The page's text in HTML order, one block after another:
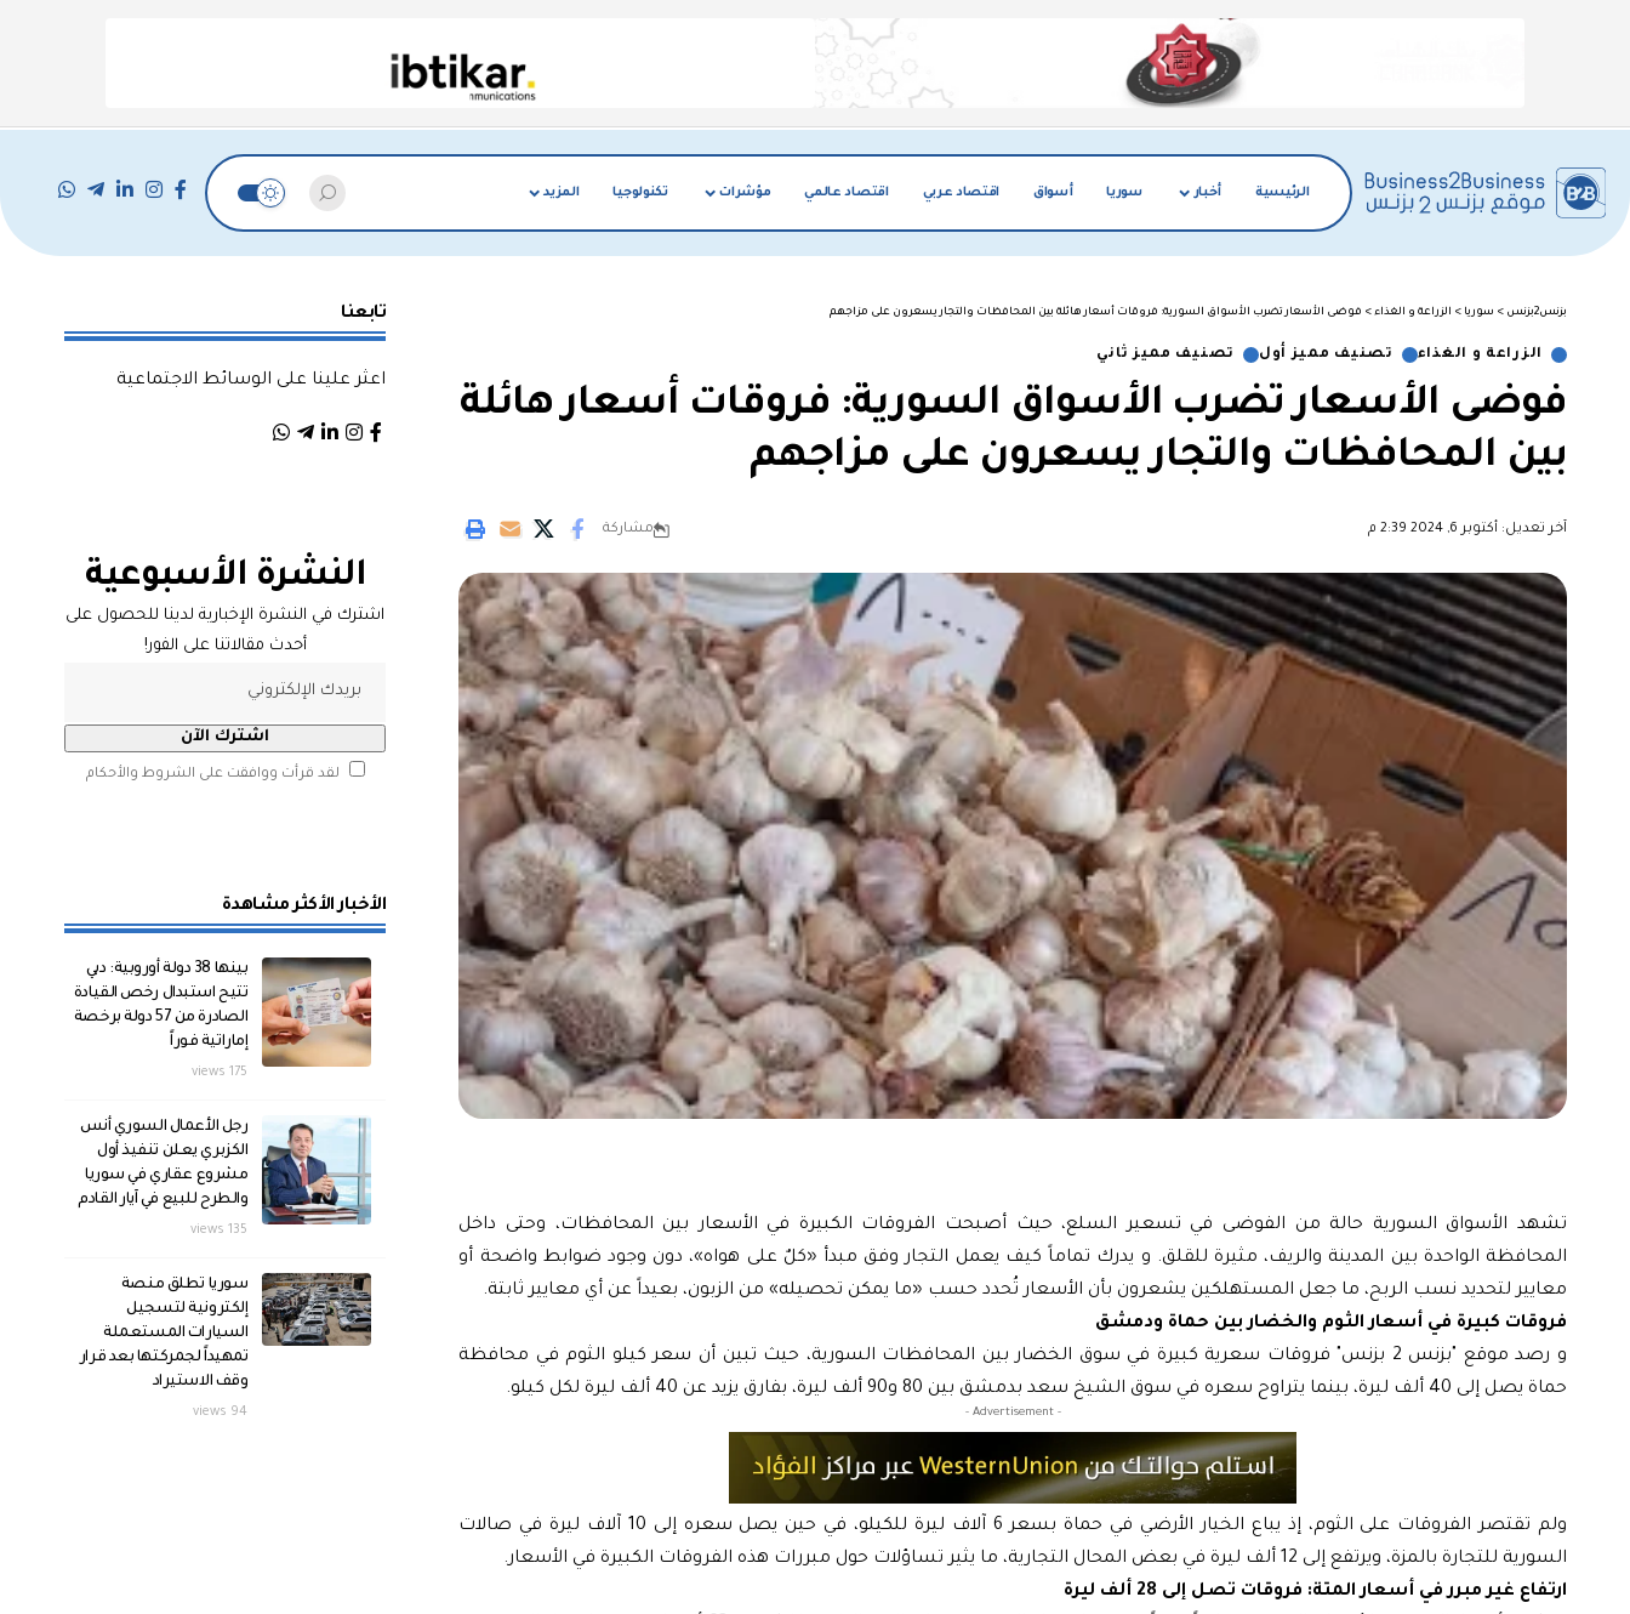
الرئيسية أخبار سوريا أسواق اقتصاد عربي اقتصاد عالمي مؤشرات تكنولوجيا المزيد
بزنس2بزنس > سوريا > الزراعة و الغذاء > فوضى الأسعار تضرب الأسواق السورية: فروقات أسعار هائلة بين المحافظات والتجار يسعرون على مزاجهم
الزراعة و الغذاء تصنيف مميز أول تصنيف مميز ثاني
فوضى الأسعار تضرب الأسواق السورية: فروقات أسعار هائلة
بين المحافظات والتجار يسعرون على مزاجهم
آخر تعديل: أكتوبر 6, 2024 2:39 م مشاركة
تشهد الأسواق السورية حالة من الفوضى في تسعير السلع، حيث أصبحت الفروقات الكبيرة في الأسعار بين المحافظات، وحتى داخل
المحافظة الواحدة بين المدينة والريف، مثيرة للقلق. و يدرك تماماً كيف يعمل التجار وفق مبدأ «كلٌ على هواه»، دون وجود ضوابط واضحة أو
معايير لتحديد نسب الربح، ما جعل المستهلكين يشعرون بأن الأسعار تُحدد حسب «ما يمكن تحصيله» من الزبون، بعيداً عن أي معايير ثابتة.
فروقات كبيرة في أسعار الثوم والخضار بين حماة ودمشق
و رصد موقع "بزنس 2 بزنس" فروقات سعرية كبيرة في سوق الخضار بين المحافظات السورية، حيث تبين أن سعر كيلو الثوم في محافظة
حماة يصل إلى 40 ألف ليرة، بينما يتراوح سعره في سوق الشيخ سعد بدمشق بين 80 و90 ألف ليرة، بفارق يزيد عن 40 ألف ليرة لكل كيلو.
- Advertisement -
ولم تقتصر الفروقات على الثوم، إذ يباع الخيار الأرضي في حماة بسعر 6 آلاف ليرة للكيلو، في حين يصل سعره إلى 10 آلاف ليرة في صالات
السورية للتجارة بالمزة، ويرتفع إلى 12 ألف ليرة في بعض المحال التجارية، ما يثير تساؤلات حول مبررات هذه الفروقات الكبيرة في الأسعار.
ارتفاع غير مبرر في أسعار المتة: فروقات تصل إلى 28 ألف ليرة
تابعنا
اعثر علينا على الوسائط الاجتماعية
النشرة الأسبوعية
اشترك في النشرة الإخبارية لدينا للحصول على
أحدث مقالاتنا على الفور!
لقد قرأت ووافقت على الشروط والأحكام
الأخبار الأكثر مشاهدة
بينها 38 دولة أوروبية: دبي
تتيح استبدال رخص القيادة
الصادرة من 57 دولة برخصة
إماراتية فوراً
175 views
رجل الأعمال السوري أنس
الكزبري يعلن تنفيذ أول
مشروع عقاري في سوريا
والطرح للبيع في آيار القادم
135 views
سوريا تطلق منصة
إلكترونية لتسجيل
السيارات المستعملة
تمهيداً لجمركتها بعد قرار
وقف الاستيراد
94 views